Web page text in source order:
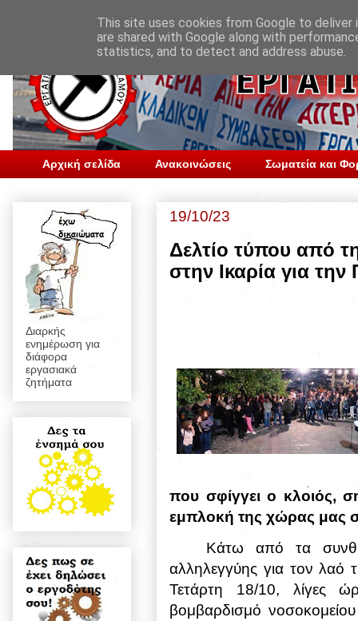
Αρχική σελίδα Ανακοινώσεις Σωματεία και
19/10/23
Δελτίο τύπου από
στην Ικαρία για την
που σφίγγει ο κλοιός,
εμπλοκή της χώρας μας
Κάτω από τα
αλληλεγγύης για τον λαό
Τετάρτη 18/10, λίγες
βομβαρδισμό
Διαρκής
ενημέρωση για
διάφορα
εργασιακά
ζητήματα
This site uses cookies from Google to
are shared with Google along with
statistics, and to detect and address abuse.